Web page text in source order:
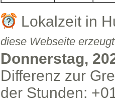
Lokalzeit in
diese Webseite
Donnerstag,
Differenz zur
der Stunden: